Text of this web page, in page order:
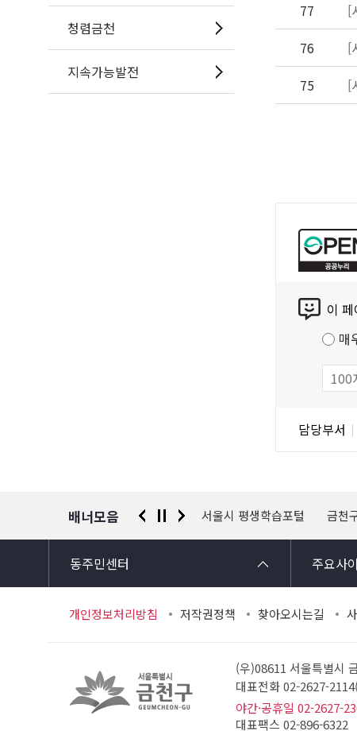
청렴금천
지속가능발전
77
[
76
[
75
[
이
매
담당부서
배너모음
경찰청 유실물 통합포털 서울시 평생학습포털 금천
동주민센터 주요사
개인정보처리방침 저작권정책 찾아오시는길
(우)08611 서울특별시
대표전화 02-2627-
야간·공휴일 02-2627-
대표팩스 02-896-6322